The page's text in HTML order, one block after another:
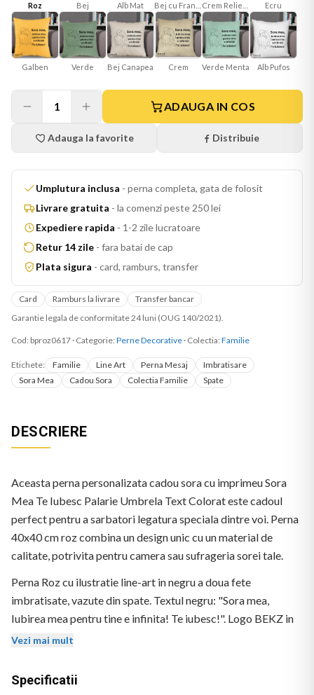
Roz Bej Alb Mat Ecru
Galben Verde Bej Canapea Crem Verde Menta Alb Pufos
1 ADAUGA IN COS
Adauga la favorite Distribuie
Umplutura inclusa - perna completa, gata de folosit
Livrare gratuita - la comenzi peste 250 lei
Expediere rapida - 1-2 zile lucratoare
Retur 14 zile - fara batai de cap
Plata sigura - card, ramburs, transfer
Card Ramburs la livrare
Transfer bancar
Garantie legala de conformitate 24 luni (OUG 140/2021).
Cod: bproz0617 · Categorie: Perne Decorative · Colectia: Familie
Etichete: Familie Line Art Perna Mesaj
Imbratisare
Sora Mea
Cadou Sora Colectia Familie Spate
DESCRIERE
Aceasta perna personalizata cadou sora cu imprimeu Sora
Mea Te Iubesc Palarie Umbrela Text Colorat este cadoul
perfect pentru a sarbatori legatura speciala dintre voi. Perna
40x40 cm roz combina un design unic cu un material de
calitate, potrivita pentru camera sau sufrageria sorei tale.
Perna Roz cu ilustratie line-art in negru a doua fete
imbratisate, vazute din spate. Textul negru: "Sora mea,
Iubirea mea pentru tine e infinita! Te iubesc!". Logo BEKZ in
coltul stanga-jos.
Vezi mai mult
Specificatii